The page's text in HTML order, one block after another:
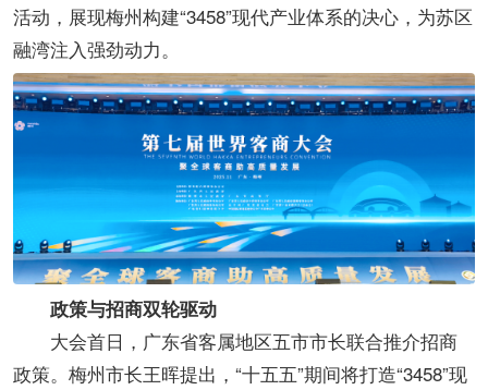
活动，展现梅州构建“3458”现代产业体系的决心，为苏区
融湾注入强劲动力。
政策与招商双轮驱动​
大会首日，广东省客属地区五市市长联合推介招商
政策。梅州市长王晖提出，“十五五”期间将打造“3458”现